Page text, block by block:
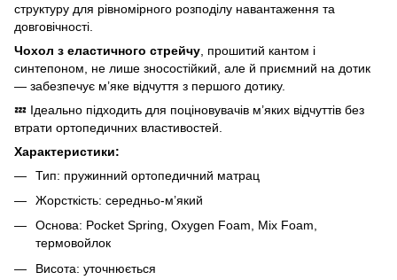
структуру для рівномірного розподілу навантаження та
довговічності.
Чохол з еластичного стрейчу , прошитий кантом і
синтепоном, не лише зносостійкий, але й приємний на дотик
— забезпечує м’яке відчуття з першого дотику.
💤 Ідеально підходить для поціновувачів м’яких відчуттів без
втрати ортопедичних властивостей.
Характеристики:
Тип: пружинний ортопедичний матрац
Жорсткість: середньо-м’який
Основа: Pocket Spring, Oxygen Foam, Mix Foam,
термовойлок
Висота: уточнюється